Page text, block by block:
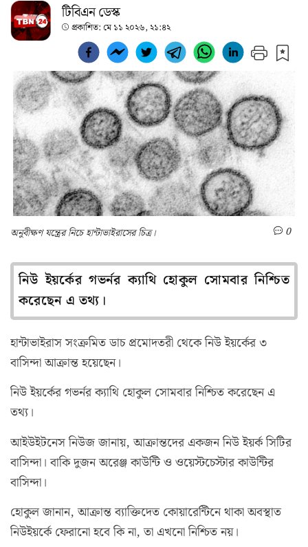
টিবিএন ডেস্ক
প্রকাশিত: মে ১১ ২০২৬, ২১:৪২
অনুবীক্ষণ যন্ত্রের নিচে হান্টাভাইরাসের চিত্র। 0
নিউ ইয়র্কের গভর্নর ক্যাথি হোকুল সোমবার নিশ্চিত
করেছেন এ তথ্য।
হান্টাভাইরাস সংক্রমিত ডাচ প্রমোদতরী থেকে নিউ ইয়র্কের ৩
বাসিন্দা আক্রান্ত হয়েছেন।
নিউ ইয়র্কের গভর্নর ক্যাথি হোকুল সোমবার নিশ্চিত করেছেন এ
তথ্য।
আইউইটনেস নিউজ জানায়, আক্রান্তদের একজন নিউ ইয়র্ক সিটির
বাসিন্দা। বাকি দুজন অরেঞ্জ কাউন্টি ও ওয়েস্টচেস্টার কাউন্টির
বাসিন্দা।
হোকুল জানান, আক্রান্ত ব্যাক্তিদেত কোয়ারেন্টিনে থাকা অবস্থাত
নিউইয়র্কে ফেরানো হবে কি না, তা এখনো নিশ্চিত নয়।